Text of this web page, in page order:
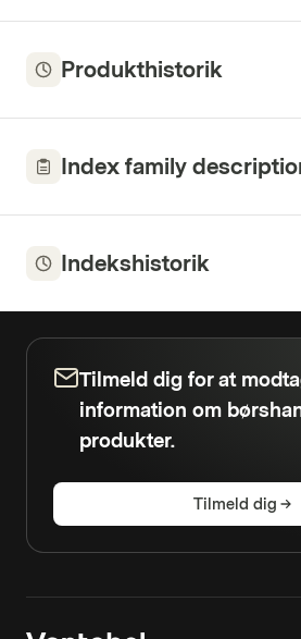
Produkthistorik
Index family
Indekshistorik
Tilmeld dig for at
information om
produkter.
Tilmeld dig